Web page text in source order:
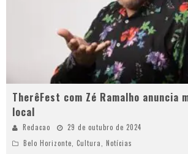
TherêFest com Zé Ramalho anuncia
local
Redacao
29 de outubro de 2024
Belo Horizonte, Cultura, Notícias